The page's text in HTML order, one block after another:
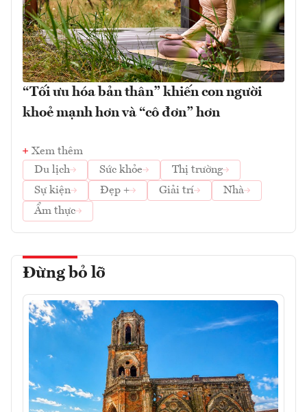
“Tối ưu hóa bản thân” khiến con người
khoẻ mạnh hơn và “cô đơn” hơn
Xem thêm
Du lịch
Sức khỏe
Thị trường
Sự kiện
Đẹp + Giải trí
Nhà
Ẩm thực
Đừng bỏ lỡ